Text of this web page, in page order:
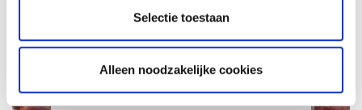
Selectie toestaan
Alleen noodzakelijke cookies